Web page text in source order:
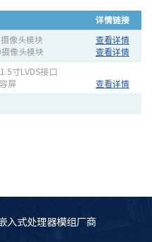
详情链接
像头模块
摄像头模块
查看详情
查看详情
寸LVDS接口
屏
查看详情
入式处理器模组厂商